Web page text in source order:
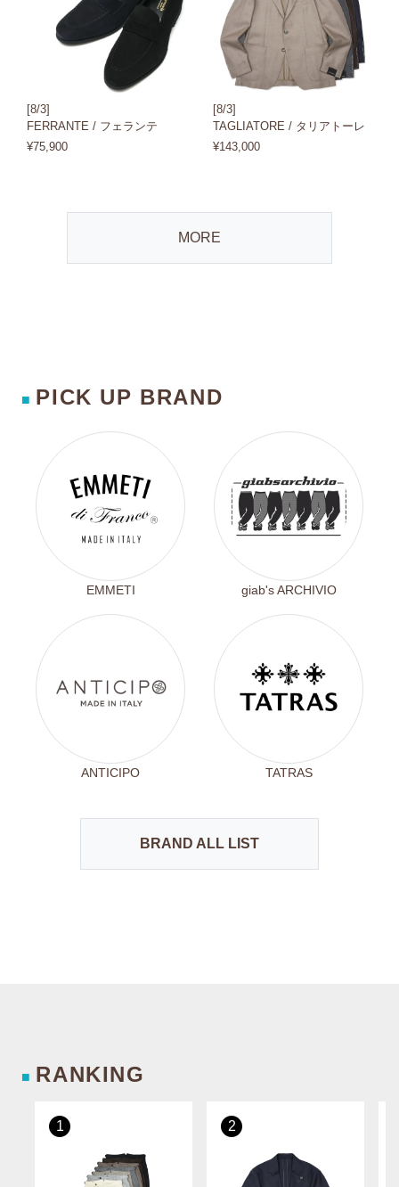
[8/3]
FERRANTE / フェランテ
¥75,900
[8/3]
TAGLIATORE / タリアトーレ
¥143,000
MORE
■ PICK UP BRAND
EMMETI giab's ARCHIVIO
ANTICIPO TATRAS
BRAND ALL LIST
■ RANKING
1 2